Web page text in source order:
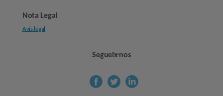
Nota Legal
Avís legal
Segueix-nos